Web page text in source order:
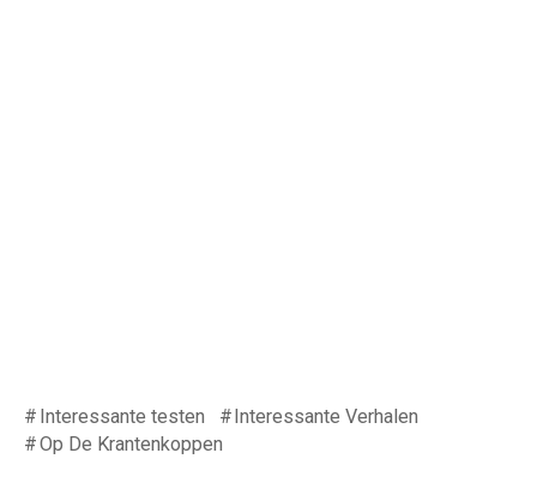
Interessante testen
Interessante Verhalen
Op De Krantenkoppen